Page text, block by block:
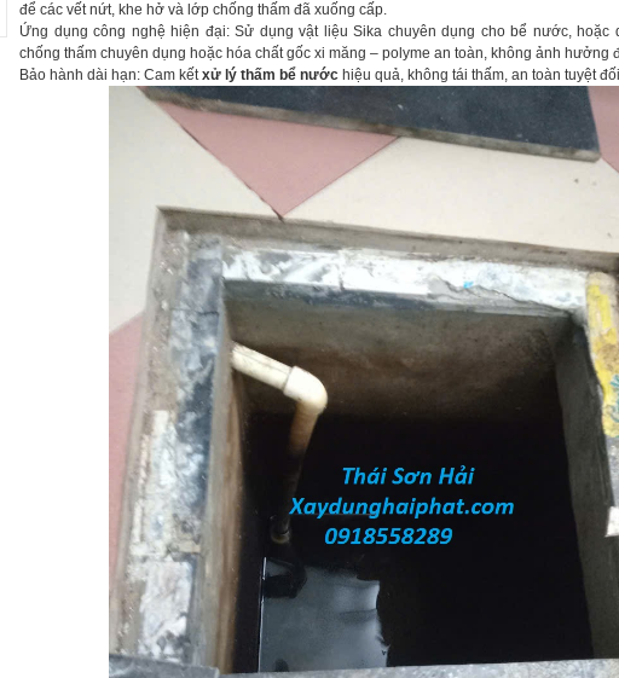
để các vết nứt, khe hở và lớp chống thấm đã xuống cấp.
Ứng dụng công nghệ hiện đại: Sử dụng vật liệu Sika chuyên dụng cho bể nước, hoặc
chống thấm chuyên dụng hoặc hóa chất gốc xi măng – polyme an toàn, không ảnh hưởng
Bảo hành dài hạn: Cam kếtxử lý thấm bể nước hiệu quả, không tái thấm, an toàn tuyệt